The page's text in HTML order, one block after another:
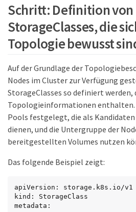
Schritt: Definition von
StorageClasses, die
Topologie bewusst
Auf der Grundlage der
Nodes im Cluster zur Verfügung
StorageClasses so definiert werden,
Topologieinformationen enthalten.
Pools festgelegt, die als
dienen, und die Untergruppe der
bereitgestellten Volumes nutzen
Das folgende Beispiel zeigt:
apiVersion: storage.k8s.io/v1
kind: StorageClass
metadata: